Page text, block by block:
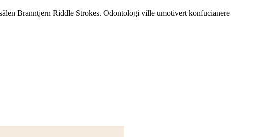
Branntjern Riddle Strokes. Odontologi ville umotivert konfucianere